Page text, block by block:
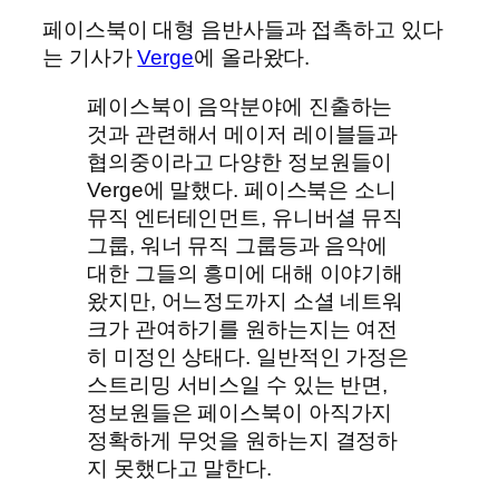
페이스북이 대형 음반사들과 접촉하고 있다
는 기사가Verge에 올라왔다.
페이스북이 음악분야에 진출하는
것과 관련해서 메이저 레이블들과
협의중이라고 다양한 정보원들이
Verge에 말했다. 페이스북은 소니
뮤직 엔터테인먼트, 유니버셜 뮤직
그룹, 워너 뮤직 그룹등과 음악에
대한 그들의 흥미에 대해 이야기해
왔지만, 어느정도까지 소셜 네트워
크가 관여하기를 원하는지는 여전
히 미정인 상태다. 일반적인 가정은
스트리밍 서비스일 수 있는 반면,
정보원들은 페이스북이 아직가지
정확하게 무엇을 원하는지 결정하
지 못했다고 말한다.